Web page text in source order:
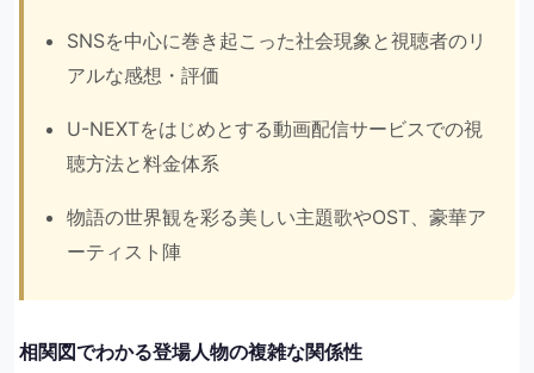
SNSを中心に巻き起こった社会現象と視聴者のリ
アルな感想・評価
U-NEXTをはじめとする動画配信サービスでの視
聴方法と料金体系
物語の世界観を彩る美しい主題歌やOST、豪華ア
ーティスト陣
相関図でわかる登場人物の複雑な関係性